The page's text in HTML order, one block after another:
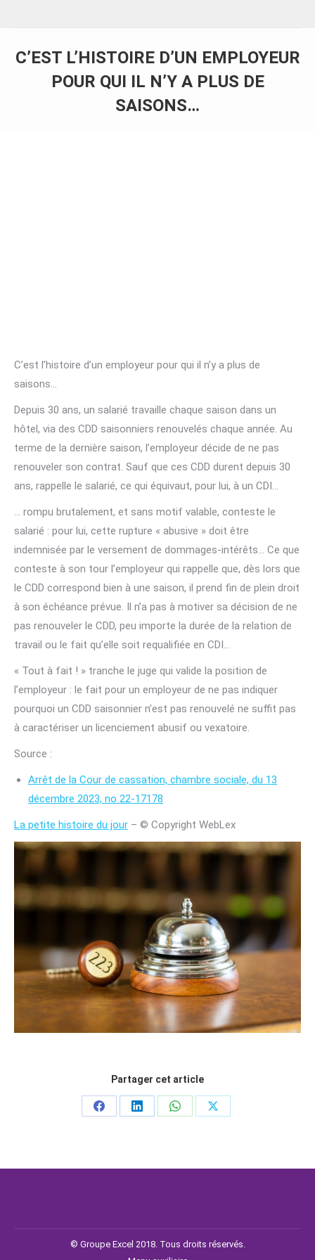
C’EST L’HISTOIRE D’UN EMPLOYEUR
POUR QUI IL N’Y A PLUS DE
SAISONS…
C’est l’histoire d’un employeur pour qui il n’y a plus de
saisons…
Depuis 30 ans, un salarié travaille chaque saison dans un
hôtel, via des CDD saisonniers renouvelés chaque année. Au
terme de la dernière saison, l’employeur décide de ne pas
renouveler son contrat. Sauf que ces CDD durent depuis 30
ans, rappelle le salarié, ce qui équivaut, pour lui, à un CDI…
… rompu brutalement, et sans motif valable, conteste le
salarié : pour lui, cette rupture « abusive » doit être
indemnisée par le versement de dommages-intérêts… Ce que
conteste à son tour l’employeur qui rappelle que, dès lors que
le CDD correspond bien à une saison, il prend fin de plein droit
à son échéance prévue. Il n’a pas à motiver sa décision de ne
pas renouveler le CDD, peu importe la durée de la relation de
travail ou le fait qu’elle soit requalifiée en CDI…
« Tout à fait ! » tranche le juge qui valide la position de
l’employeur : le fait pour un employeur de ne pas indiquer
pourquoi un CDD saisonnier n’est pas renouvelé ne suffit pas
à caractériser un licenciement abusif ou vexatoire.
Source :
Arrêt de la Cour de cassation, chambre sociale, du 13
décembre 2023, no 22-17178
La petite histoire du jour – © Copyright WebLex
Partager cet article
© Groupe Excel 2018. Tous droits réservés.